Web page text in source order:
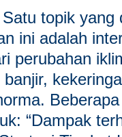
Satu topik yang
ini adalah
perubahan
“Dampak